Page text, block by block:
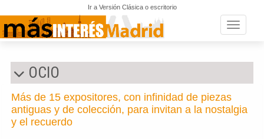
Ir a Versión Clásica o escritorio
Toggle
OCIO
Más de 15 expositores, con infinidad de piezas
antiguas y de colección, para invitan a la nostalgia
y el recuerdo